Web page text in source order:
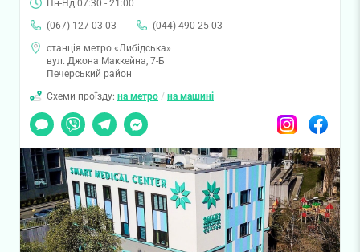
Пн-Нд 07:30 - 21:00
(067) 127-03-03
(044) 490-25-03
станція метро «Либідська»
вул. Джона Маккейна, 7-Б
Печерський район
Схеми проїзду: на метро / на машині
Чат
Viber TelegramMessenger InstagramFacebook